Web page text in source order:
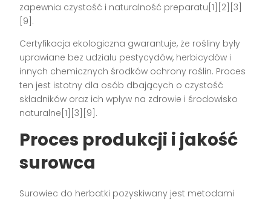
zapewnia czystość i naturalność preparatu[1][2][3]
[9].
Certyfikacja ekologiczna gwarantuje, że rośliny były
uprawiane bez udziału pestycydów, herbicydów i
innych chemicznych środków ochrony roślin. Proces
ten jest istotny dla osób dbających o czystość
składników oraz ich wpływ na zdrowie i środowisko
naturalne[1][3][9].
Proces produkcji i jakość
surowca
Surowiec do herbatki pozyskiwany jest metodami